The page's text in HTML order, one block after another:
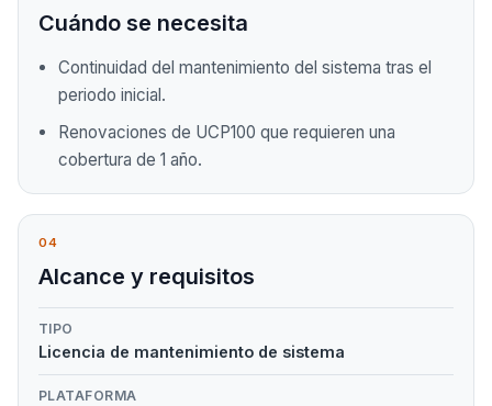
Cuándo se necesita
Continuidad del mantenimiento del sistema tras el
periodo inicial.
Renovaciones de UCP100 que requieren una
cobertura de 1 año.
04
Alcance y requisitos
TIPO
Licencia de mantenimiento de sistema
PLATAFORMA